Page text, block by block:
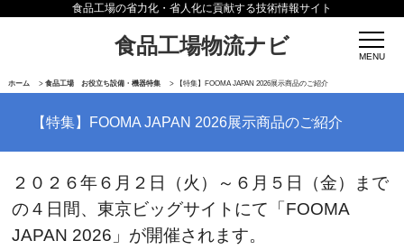
食品工場の省力化・省人化に貢献する技術情報サイト
食品工場物流ナビ
ホーム > 食品工場 お役立ち設備・機器特集 > 【特集】FOOMA JAPAN 2026展示商品のご紹介
【特集】FOOMA JAPAN 2026展示商品のご紹介
２０２６年６月２日（火）～６月５日（金）まで
の４日間、東京ビッグサイトにて「FOOMA
JAPAN 2026」が開催されます。